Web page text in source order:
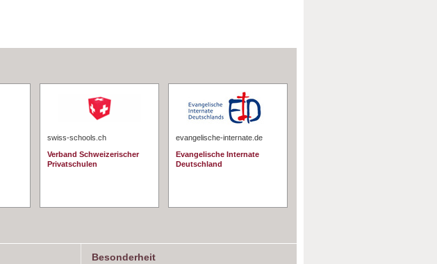
swiss-schools.ch
Verband Schweizerischer
Privatschulen
evangelische-internate.de
Evangelische Internate
Deutschland
Besonderheit